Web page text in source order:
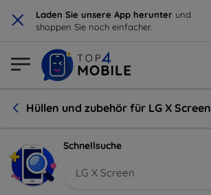
× Laden Sie unsere App herunter und
shoppen Sie noch einfacher.
Hüllen und zubehör für LG X Screen
Schnellsuche
LG X Screen